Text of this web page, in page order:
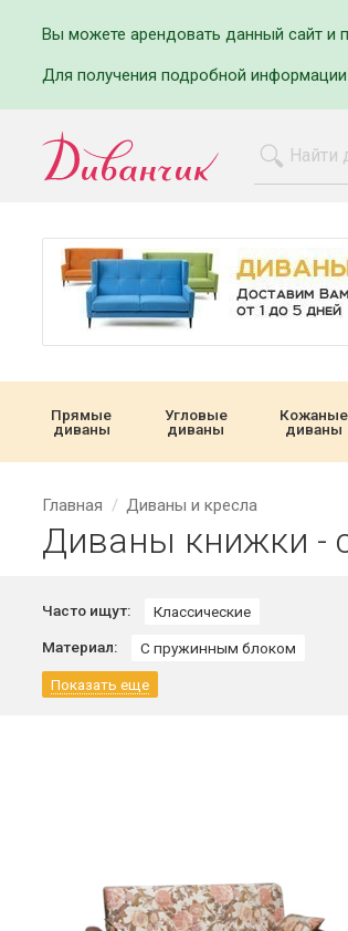
Вы можете арендовать данный сайт и
Для получения подробной
Прямые
диваны
Угловые
диваны
Кожаные
диваны
Главная Диваны и кресла
Диваны книжки -
Часто ищут:
Классические
Материал:
С пружинным блоком
Показать еще